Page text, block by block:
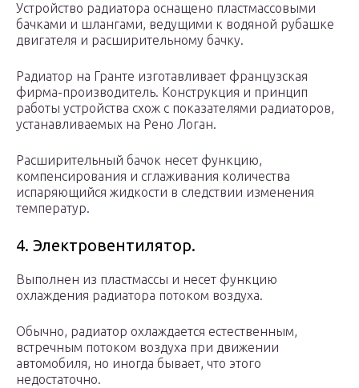
Устройство радиатора оснащено пластмассовыми
бачками и шлангами, ведущими к водяной рубашке
двигателя и расширительному бачку.
Радиатор на Гранте изготавливает французская
фирма-производитель. Конструкция и принцип
работы устройства схож с показателями радиаторов,
устанавливаемых на Рено Логан.
Расширительный бачок несет функцию,
компенсирования и сглаживания количества
испаряющийся жидкости в следствии изменения
температур.
4. Электровентилятор.
Выполнен из пластмассы и несет функцию
охлаждения радиатора потоком воздуха.
Обычно, радиатор охлаждается естественным,
встречным потоком воздуха при движении
автомобиля, но иногда бывает, что этого
недостаточно.